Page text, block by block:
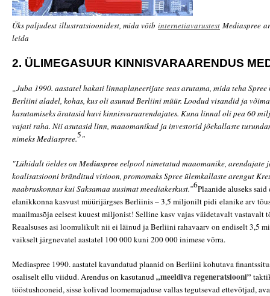
Üks paljudest illustratsioonidest, mida võib internetiavarustest Mediaspree
leida
2. ÜLIMEGASUUR KINNISVARAARENDUS
„Juba 1990. aastatel hakati linnaplaneerijate seas arutama, mida teha Spree
Berliini aladel, kohas, kus oli asunud Berliini müür. Loodud visandid ja
kasutamiseks äratasid huvi kinnisvaraarendajates. Kuna linnal oli pea 60
vajati raha. Nii asutasid linn, maaomanikud ja investorid jõekallaste
nimeks Mediaspree.5"
"Lühidalt öeldes onMediaspreeeelpool nimetatud maaomanike, arendajate
koalisatsiooni bränditud visioon, promomaks Spree ülemkallaste arengut
naabruskonnas kui Saksamaa uusimat meediakeskust.”6Plaanide aluseks
elanikkonna kasvust müürijärgses Berliinis – 3,5 miljonilt pidi elanike arv
maailmasõja eelsest kuuest miljonist! Selline kasv vajas väidetavalt vastavalt
Reaalsuses asi loomulikult nii ei läinud ja Berliini rahavaarv on endiselt 3,5
vaikselt järgnevatel aastatel 100 000 kuni 200 000 inimese võrra.
Mediaspree 1990. aastatel kavandatud plaanid on Berliini kohutava
osaliselt ellu viidud. Arendus on kasutanud„meeldiva regeneratsiooni”
tööstushooneid, sisse kolivad loomemajaduse vallas tegutsevad ettevõtjad,